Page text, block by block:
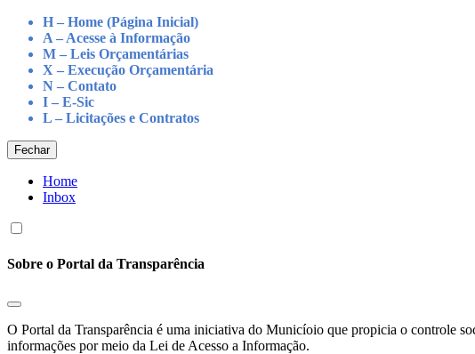
H – Home (Página Inicial)
A – Acesse à Informação
M – Leis Orçamentárias
X – Execução Orçamentária
N – Contato
I – E-Sic
L – Licitações e Contratos
Fechar
Home
Inbox
Sobre o Portal da Transparência
O Portal da Transparência é uma iniciativa do Municíoio que propicia o controle
informações por meio da Lei de Acesso a Informação.